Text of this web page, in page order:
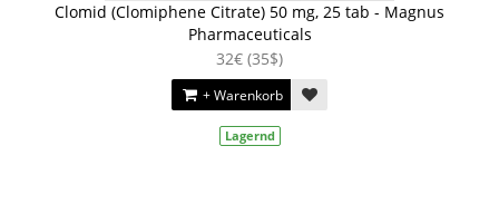
Clomid (Clomiphene Citrate) 50 mg, 25 tab - Magnus
Pharmaceuticals
32€ (35$)
+ Warenkorb
Lagernd